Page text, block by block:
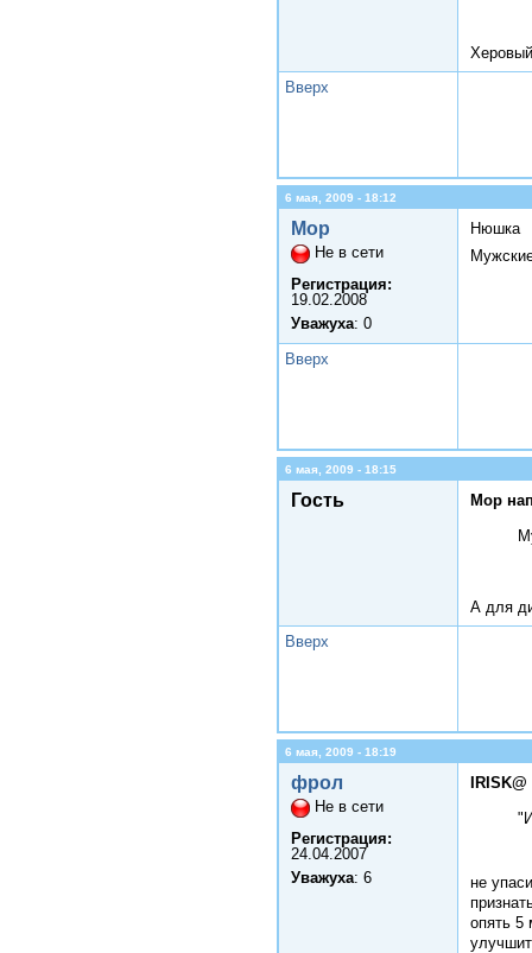
Вверх
6 мая, 2009 - 18:12
Мор
Не в сети
Регистрация:
19.02.2008
Уважуха: 0
Нюшка
Вверх
6 мая, 2009 - 18:15
Гость Мор
А для
Вверх
6 мая, 2009 - 18:19
фрол
Не в сети
Регистрация:
24.04.2007
Уважуха: 6
не
опять 5